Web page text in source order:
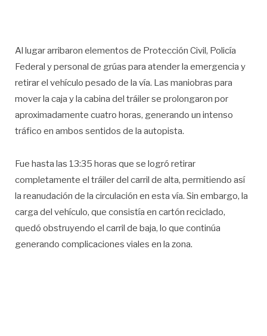
Al lugar arribaron elementos de Protección Civil, Policía
Federal y personal de grúas para atender la emergencia y
retirar el vehículo pesado de la vía. Las maniobras para
mover la caja y la cabina del tráiler se prolongaron por
aproximadamente cuatro horas, generando un intenso
tráfico en ambos sentidos de la autopista.
Fue hasta las 13:35 horas que se logró retirar
completamente el tráiler del carril de alta, permitiendo así
la reanudación de la circulación en esta vía. Sin embargo, la
carga del vehículo, que consistía en cartón reciclado,
quedó obstruyendo el carril de baja, lo que continúa
generando complicaciones viales en la zona.